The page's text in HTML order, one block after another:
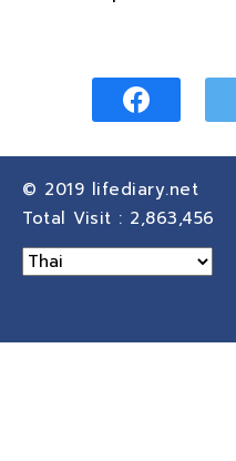
© 2019 lifediary.net
Total Visit : 2,863,456